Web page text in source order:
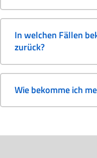
In welchen Fällen
zurück?
Wie bekomme ich